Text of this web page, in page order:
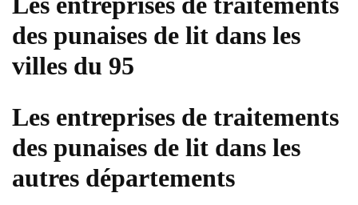
des punaises de lit dans les
villes du 95
Les entreprises de traitements
des punaises de lit dans les
autres départements